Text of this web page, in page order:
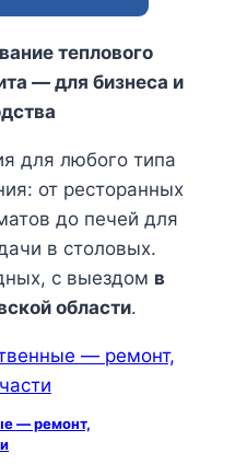
теплового
— для бизнеса и
для любого типа
от ресторанных
до печей для
в столовых.
с выездом в
области.
— ремонт,